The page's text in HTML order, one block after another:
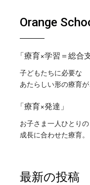
Orange
「療育×学習＝総合
子どもたちに必要な
あたらしい形の療育が
「療育×発達」
お子さま一人ひとりの
成長に合わせた療育。
最新の投稿